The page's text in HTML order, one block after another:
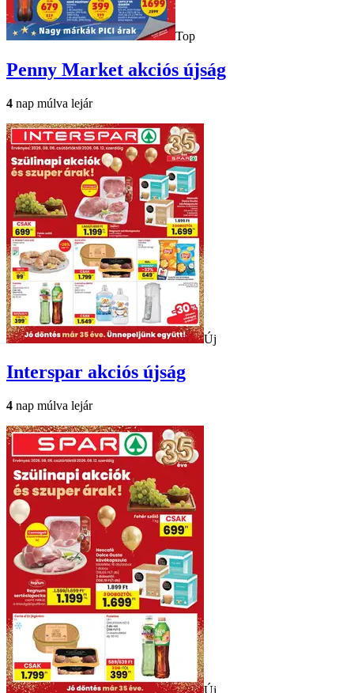
Top
Penny Market akciós újság
4 nap múlva lejár
Új
Interspar akciós újság
4 nap múlva lejár